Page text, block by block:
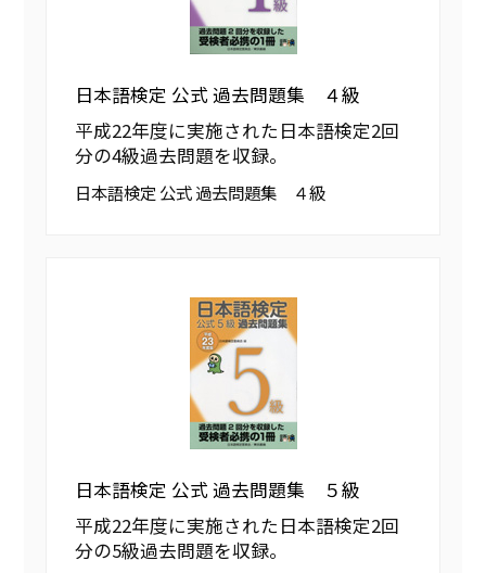
日本語検定 公式 過去問題集 ４級
平成22年度に実施された日本語検定2回
分の4級過去問題を収録。
日本語検定 公式 過去問題集 ４級
日本語検定 公式 過去問題集 ５級
平成22年度に実施された日本語検定2回
分の5級過去問題を収録。